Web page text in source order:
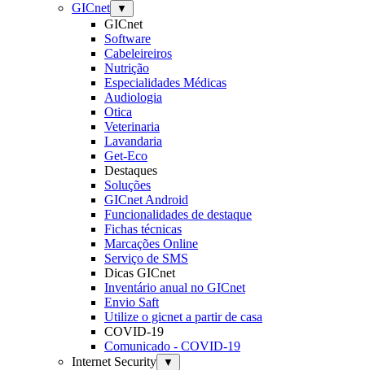
GICnet ▼
GICnet
Software
Cabeleireiros
Nutrição
Especialidades Médicas
Audiologia
Otica
Veterinaria
Lavandaria
Get-Eco
Destaques
Soluções
GICnet Android
Funcionalidades de destaque
Fichas técnicas
Marcações Online
Serviço de SMS
Dicas GICnet
Inventário anual no GICnet
Envio Saft
Utilize o gicnet a partir de casa
COVID-19
Comunicado - COVID-19
Internet Security
▼